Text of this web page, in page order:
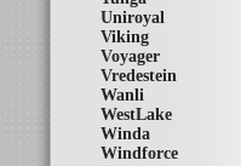
Uniroyal
Viking
Voyager
Vredestein
Wanli
WestLake
Winda
Windforce